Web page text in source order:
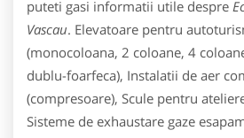
puteti gasi informatii utile despre
Vascau. Elevatoare pentru
(monocoloana, 2 coloane, 4
dublu-foarfeca), Instalatii de aer
(compresoare), Scule pentru
Sisteme de exhaustare gaze